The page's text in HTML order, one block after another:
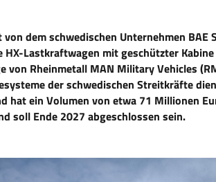
von dem schwedischen Unternehmen
HX-Lastkraftwagen mit geschützter
von Rheinmetall MAN Military Vehicles
der schwedischen Streitkräfte
hat ein Volumen von etwa 71 Millionen
soll Ende 2027 abgeschlossen sein.